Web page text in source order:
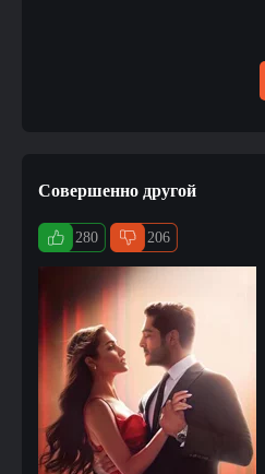
Совершенно другой
280 206